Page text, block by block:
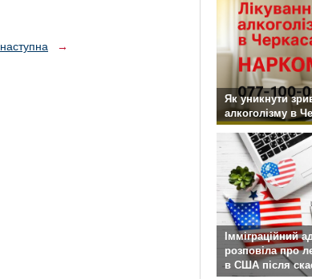
наступна →
Як уникнути
алкоголізму в
Імміграційний
розповіла про
в США після